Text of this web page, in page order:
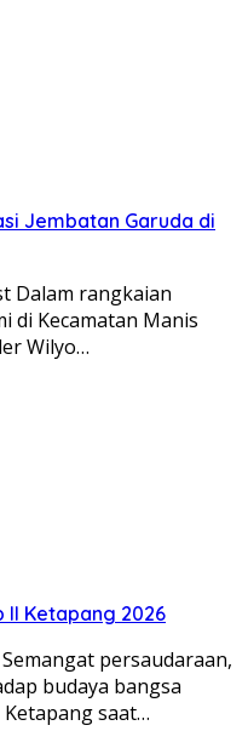
Jembatan Garuda di
Dalam rangkaian
di Kecamatan Manis
Wilyo…
II Ketapang 2026
persaudaraan,
budaya bangsa
saat…